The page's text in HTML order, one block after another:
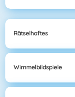
Rätselhaftes
Wimmelbildspiele